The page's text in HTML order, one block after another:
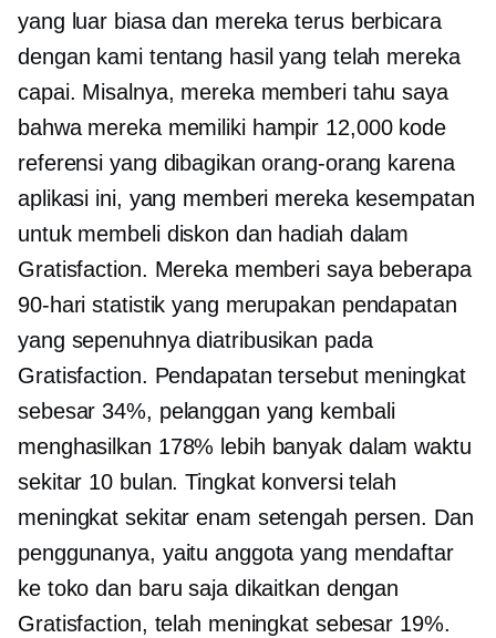
yang luar biasa dan mereka terus berbicara
dengan kami tentang hasil yang telah mereka
capai. Misalnya, mereka memberi tahu saya
bahwa mereka memiliki hampir 12,000 kode
referensi yang dibagikan orang-orang karena
aplikasi ini, yang memberi mereka kesempatan
untuk membeli diskon dan hadiah dalam
Gratisfaction. Mereka memberi saya beberapa
90-hari statistik yang merupakan pendapatan
yang sepenuhnya diatribusikan pada
Gratisfaction. Pendapatan tersebut meningkat
sebesar 34%, pelanggan yang kembali
menghasilkan 178% lebih banyak dalam waktu
sekitar 10 bulan. Tingkat konversi telah
meningkat sekitar enam setengah persen. Dan
penggunanya, yaitu anggota yang mendaftar
ke toko dan baru saja dikaitkan dengan
Gratisfaction, telah meningkat sebesar 19%.